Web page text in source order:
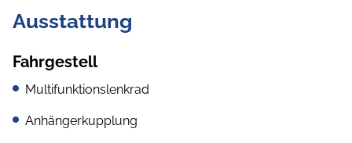
Ausstattung
Fahrgestell
Multifunktionslenkrad
Anhängerkupplung